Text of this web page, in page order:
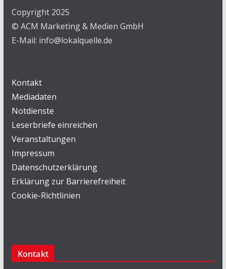
Copyright 2025
© ACM Marketing & Medien GmbH
E-Mail: info@lokalquelle.de
Kontakt
Mediadaten
Notdienste
Leserbriefe einreichen
Veranstaltungen
Impressum
Datenschutzerklärung
Erklärung zur Barrierefreiheit
Cookie-Richtlinien
Kontakt